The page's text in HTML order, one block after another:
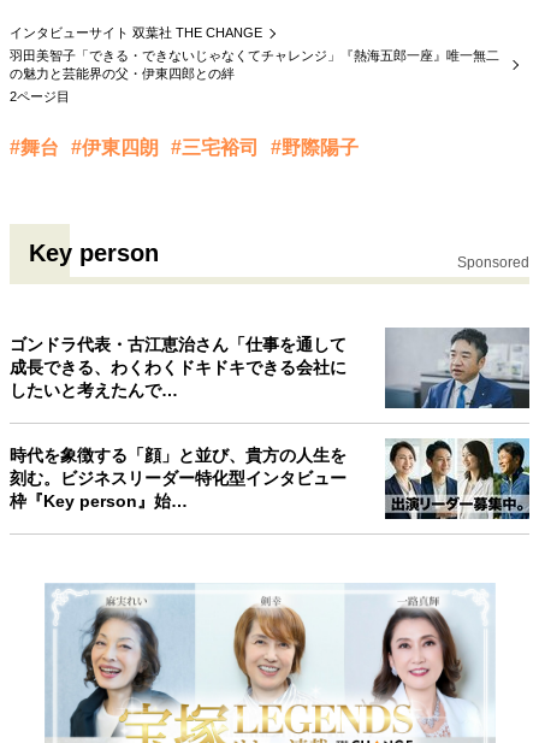
インタビューサイト 双葉社 THE CHANGE
羽田美智子「できる・できないじゃなくてチャレンジ」『熱海五郎一座』唯一無二
の魅力と芸能界の父・伊東四郎との絆
2ページ目
#舞台 #伊東四朗 #三宅裕司 #野際陽子
Key person Sponsored
ゴンドラ代表・古江恵治さん「仕事を通して
成長できる、わくわくドキドキできる会社に
したいと考えたんで…
時代を象徴する「顔」と並び、貴方の人生を
刻む。ビジネスリーダー特化型インタビュー
枠『Key person』始…